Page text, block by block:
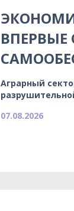
Аграрный
07.08.2026